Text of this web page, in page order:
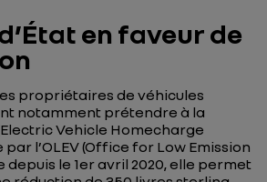
en faveur de
propriétaires de véhicules
notamment prétendre à la
Vehicle Homecharge
l’OLEV (Office for Low Emission
depuis le 1er avril 2020, elle permet